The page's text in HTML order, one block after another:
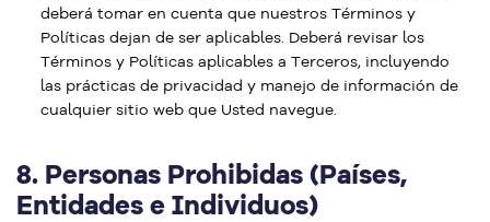
deberá tomar en cuenta que nuestros Términos y
Políticas dejan de ser aplicables. Deberá revisar los
Términos y Políticas aplicables a Terceros, incluyendo
las prácticas de privacidad y manejo de información de
cualquier sitio web que Usted navegue.
8. Personas Prohibidas (Países,
Entidades e Individuos)